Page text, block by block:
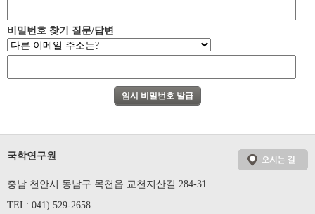
비밀번호 찾기 질문/답변
국학연구원
충남 천안시 동남구 목천읍 교천지산길 284-31
TEL: 041) 529-2658